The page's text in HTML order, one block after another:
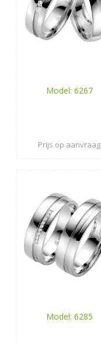
Model: 6267
Prijs op aanvraag
Model: 6285